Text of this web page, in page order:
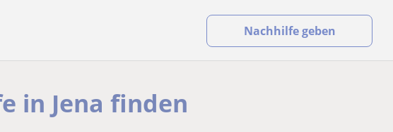
Nachhilfe geben
in Jena finden